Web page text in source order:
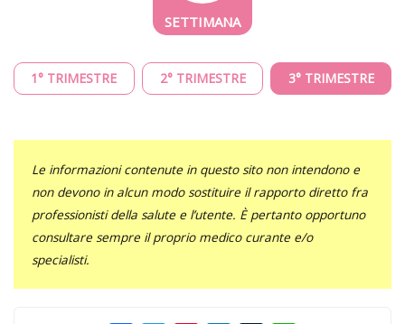
1° TRIMESTRE 2° TRIMESTRE 3° TRIMESTRE
Le informazioni contenute in questo sito non intendono e
non devono in alcun modo sostituire il rapporto diretto fra
professionisti della salute e l’utente. È pertanto opportuno
consultare sempre il proprio medico curante e/o
specialisti.